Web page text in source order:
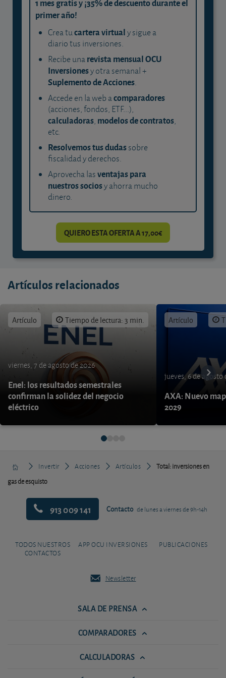
1 mes gratis y ¡35% de descuento durante el
primer año!
Crea tucartera virtualy sigue a
diario tus inversiones.
Recibe unarevista mensual OCU
Inversionesy otra semanal +
Suplemento de Acciones.
Accede en la web acomparadores
(acciones, fondos, ETF...),
calculadoras, modelos de contratos,
etc.
Resolvemos tus dudassobre
fiscalidad y derechos.
Aprovecha lasventajas para
nuestros sociosy ahorra mucho
dinero.
QUIERO ESTA OFERTA A 17,00€
Artículos relacionados
Artículo Tiempo de lectura: 3 min.
viernes, 7 de agosto de 2026
Enel: los resultados semestrales
confirman la solidez del negocio
eléctrico
Artículo
jueves, 6 de agosto
AXA: Nuevo
2029
Invertir Acciones Artículos
Total: inversiones en
gas de esquisto
913 009 141 Contacto de lunes a viernes de 9h-14h
TODOS NUESTROS
CONTACTOS
APP OCU INVERSIONES PUBLICACIONES
Newsletter
SALA DE PRENSA
COMPARADORES
CALCULADORAS